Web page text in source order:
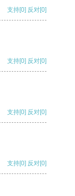
支持[0] 反对[0]
支持[0] 反对[0]
支持[0] 反对[0]
支持[0] 反对[0]